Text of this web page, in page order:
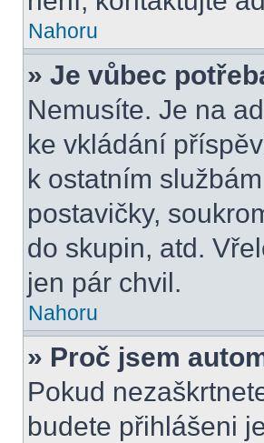
Nahoru
» Je vůbec
Nemusíte. Je na
ke vkládání
k ostatním
postavičky,
do skupin, atd.
jen pár chvil.
Nahoru
» Proč jsem
Pokud
budete přihlášeni